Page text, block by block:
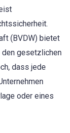
(BVDW) bietet
den gesetzlichen
dass jede
oder eines